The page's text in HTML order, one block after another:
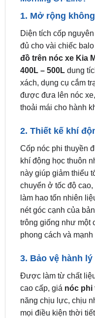
đủ cho vài chiếc
đồ trên nóc xe Kia
400L – 500Ldung
xách, dụng cụ cắm
được đưa lên nóc
thoải mái cho hành
2. Thiết kế khí
khí động học thuôn
này giúp giảm thiểu
chuyển ở tốc độ
làm hao tốn nhiên
nét góc cạnh của
trông giống như một
phong cách và mạnh
3. Bảo vệ hành lý
cao cấp, giánóc phi
năng chịu lực, chịu
mọi điều kiện thời
biệt, cốp nóc tích
trộm, giúp bảo vệ tài